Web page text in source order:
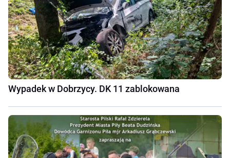
Wypadek w Dobrzycy. DK 11 zablokowana